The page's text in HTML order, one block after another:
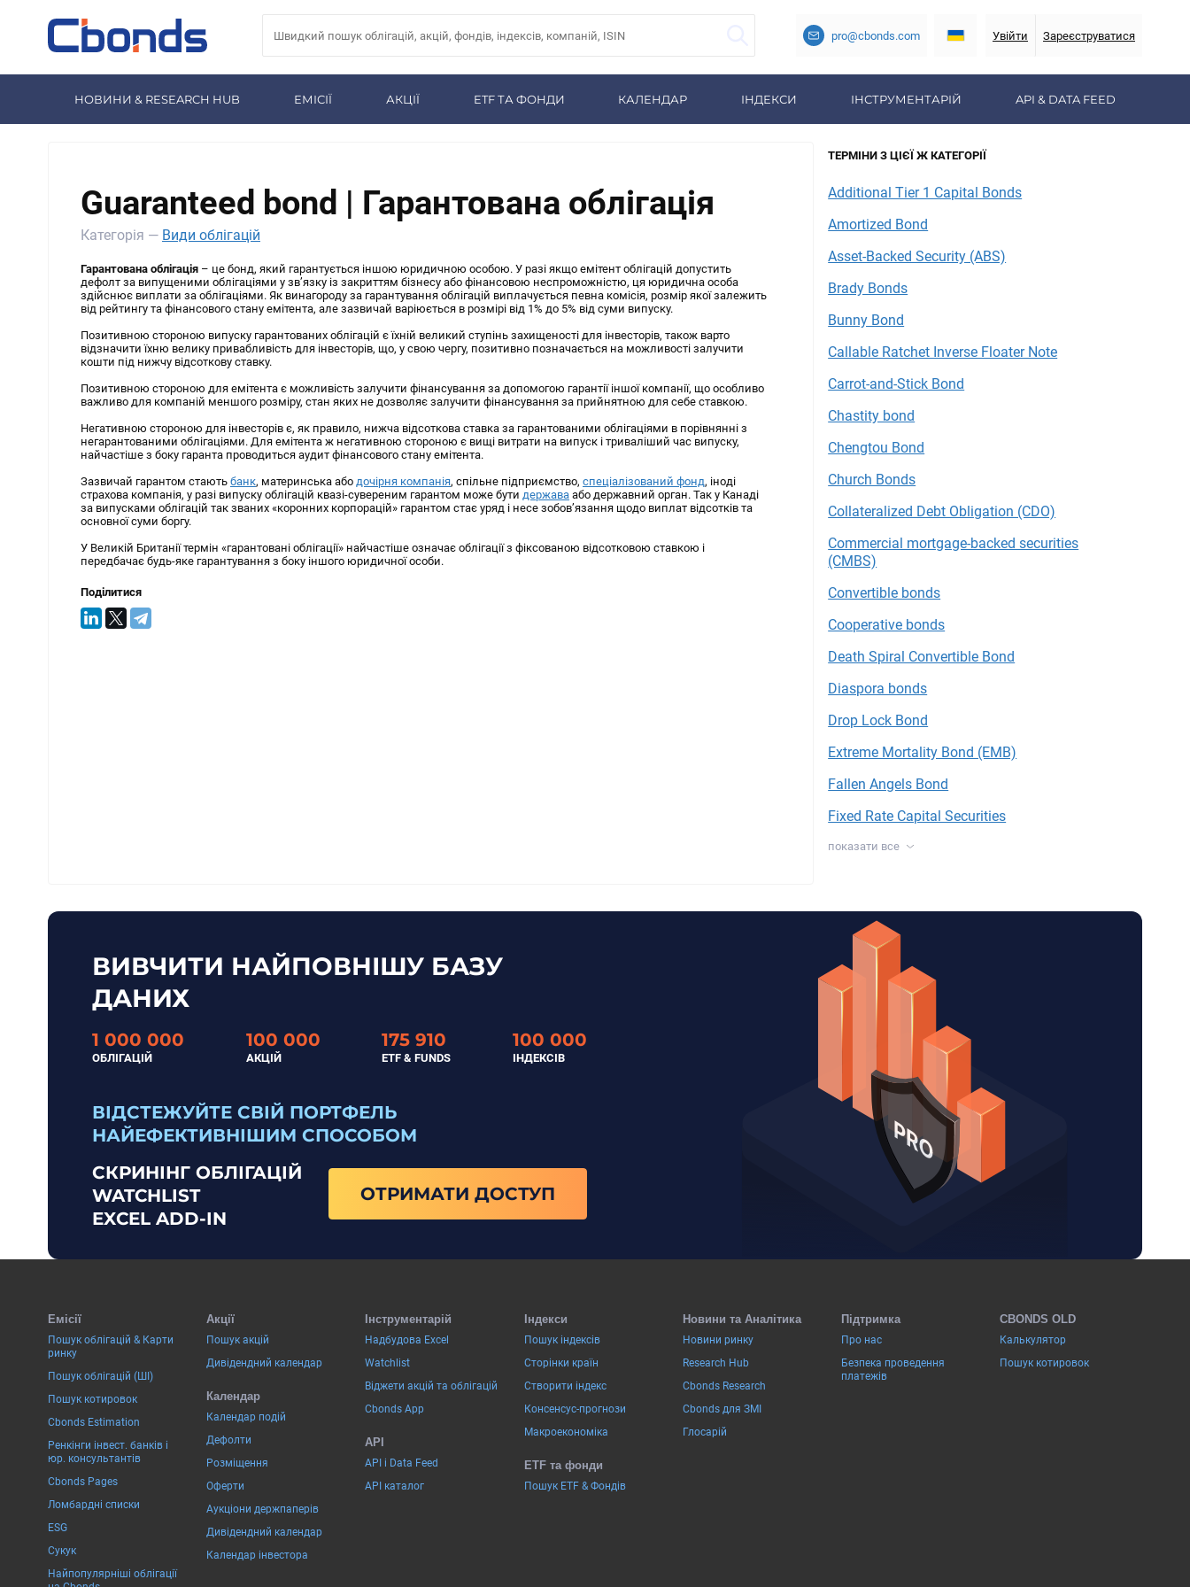
pro@cbonds.com Увійти Зареєструватися
НОВИНИ & RESEARCH HUB ЕМІСІЇ АКЦІЇ ETF ТА ФОНДИ КАЛЕНДАР ІНДЕКСИ ІНСТРУМЕНТАРІЙ API & DATA FEED
Guaranteed bond | Гарантована облігація
Категорія — Види облігацій
Гарантована облігація – це бонд, який гарантується іншою юридичною особою. У разі якщо емітент облігацій допустить
дефолт за випущеними облігаціями у зв’язку із закриттям бізнесу або фінансовою неспроможністю, ця юридична особа
здійснює виплати за облігаціями. Як винагороду за гарантування облігацій виплачується певна комісія, розмір якої залежить
від рейтингу та фінансового стану емітента, але зазвичай варіюється в розмірі від 1% до 5% від суми випуску.
Позитивною стороною випуску гарантованих облігацій є їхній великий ступінь захищеності для інвесторів, також варто
відзначити їхню велику привабливість для інвесторів, що, у свою чергу, позитивно позначається на можливості залучити
кошти під нижчу відсоткову ставку.
Позитивною стороною для емітента є можливість залучити фінансування за допомогою гарантії іншої компанії, що особливо
важливо для компаній меншого розміру, стан яких не дозволяє залучити фінансування за прийнятною для себе ставкою.
Негативною стороною для інвесторів є, як правило, нижча відсоткова ставка за гарантованими облігаціями в порівнянні з
негарантованими облігаціями. Для емітента ж негативною стороною є вищі витрати на випуск і триваліший час випуску,
найчастіше з боку гаранта проводиться аудит фінансового стану емітента.
Зазвичай гарантом стають банк, материнська або дочірня компанія, спільне підприємство, спеціалізований фонд, іноді
страхова компанія, у разі випуску облігацій квазі-сувереним гарантом може бути держава або державний орган. Так у Канаді
за випусками облігацій так званих «коронних корпорацій» гарантом стає уряд і несе зобов’язання щодо виплат відсотків та
основної суми боргу.
У Великій Британії термін «гарантовані облігації» найчастіше означає облігації з фіксованою відсотковою ставкою і
передбачає будь-яке гарантування з боку іншого юридичної особи.
Поділитися
ТЕРМІНИ З ЦІЄЇ Ж КАТЕГОРІЇ
Additional Tier 1 Capital Bonds
Amortized Bond
Asset-Backed Security (ABS)
Brady Bonds
Bunny Bond
Callable Ratchet Inverse Floater Note
Carrot-and-Stick Bond
Chastity bond
Chengtou Bond
Church Bonds
Collateralized Debt Obligation (CDO)
Commercial mortgage-backed securities
(CMBS)
Convertible bonds
Cooperative bonds
Death Spiral Convertible Bond
Diaspora bonds
Drop Lock Bond
Extreme Mortality Bond (EMB)
Fallen Angels Bond
Fixed Rate Capital Securities
показати все
ВИВЧИТИ НАЙПОВНІШУ БАЗУ
ДАНИХ
1 000 000
ОБЛІГАЦІЙ
100 000
АКЦІЙ
175 910
ETF & FUNDS
100 000
ІНДЕКСІВ
ВІДСТЕЖУЙТЕ СВІЙ ПОРТФЕЛЬ
НАЙЕФЕКТИВНІШИМ СПОСОБОМ
СКРИНІНГ ОБЛІГАЦІЙ
WATCHLIST
EXCEL ADD-IN
ОТРИМАТИ ДОСТУП
Емісії
Пошук облігацій & Карти
ринку
Пошук облігацій (ШІ)
Пошук котировок
Cbonds Estimation
Ренкінги інвест. банків і
юр. консультантів
Cbonds Pages
Ломбардні списки
ESG
Сукук
Найпопулярніші облігації
Акції
Пошук акцій
Дивідендний календар
Календар
Календар подій
Дефолти
Розміщення
Оферти
Аукціони держпаперів
Дивідендний календар
Календар інвестора
Інструментарій
Надбудова Excel
Watchlist
Віджети акцій та облігацій
Cbonds App
API
API і Data Feed
API каталог
Індекси
Пошук індексів
Сторінки країн
Створити індекс
Консенсус-прогнози
Макроекономіка
ETF та фонди
Пошук ETF & Фондів
Новини та Аналітика
Новини ринку
Research Hub
Cbonds Research
Cbonds для ЗМІ
Глосарій
Підтримка
Про нас
Безпека проведення
платежів
CBONDS OLD
Калькулятор
Пошук котировок